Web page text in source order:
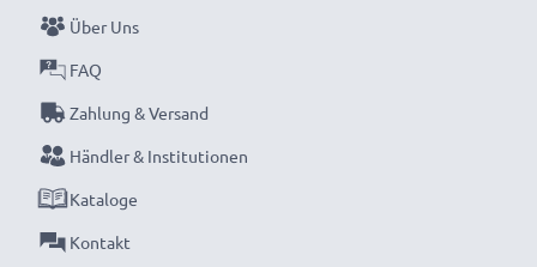
Über Uns
FAQ
Zahlung & Versand
Händler & Institutionen
Kataloge
Kontakt